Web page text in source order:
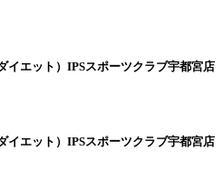
イエット）IPSスポーツクラブ宇都宮店
イエット）IPSスポーツクラブ宇都宮店